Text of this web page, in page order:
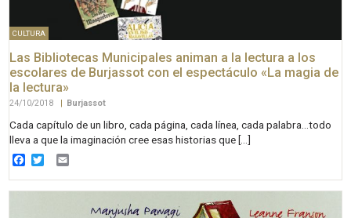
CULTURA
Las Bibliotecas Municipales animan a la lectura a los
escolares de Burjassot con el espectáculo «La magia de
la lectura»
24/10/2018 Burjassot
Cada capítulo de un libro, cada página, cada línea, cada palabra…todo
lleva a que la imaginación cree esas historias que […]
Facebook
Twitter